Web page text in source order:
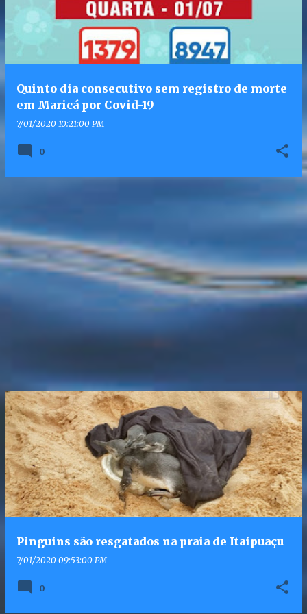
Quinto dia consecutivo sem registro de morte
em Maricá por Covid-19
7/01/2020 10:21:00 PM
0
Pinguins são resgatados na praia de Itaipuaçu
7/01/2020 09:53:00 PM
0